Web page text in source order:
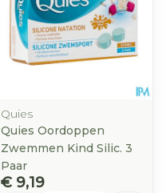
Quies
Quies Oordoppen
Zwemmen Kind Silic. 3
Paar
€ 9,19